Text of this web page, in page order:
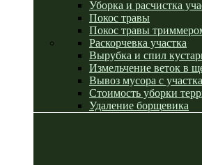
Уборка и расчистка
Покос травы
Покос травы
Раскорчевка участка
Вырубка и спил
Измельчение веток в
Вывоз мусора с участка
Стоимость уборки
Удаление борщевика